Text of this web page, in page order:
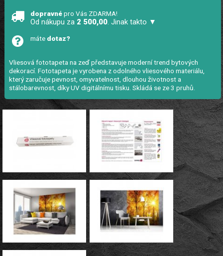
dopravnépro Vás ZDARMA!
Od nákupu za 2 500,00. Jinak takto ▼
máte dotaz?
Vliesová fototapeta na zeď představuje moderní trend bytových
dekorací. Fototapeta je vyrobena z odolného vliesového materiálu,
který zaručuje pevnost, omyvatelnost, dlouhou životnost a
stálobarevnost, díky UV digitálnímu tisku. Skládá se ze 3 pruhů.